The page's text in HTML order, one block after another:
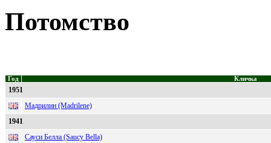
Потомство
Год Кличка
1951
Мадрилин (Madrilene)
1941
Сауси Белла (Saucy Bella)